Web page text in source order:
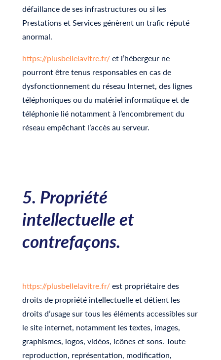
défaillance de ses infrastructures ou si les
Prestations et Services génèrent un trafic réputé
anormal.
https://plusbellelavitre.fr/et l’hébergeur ne
pourront être tenus responsables en cas de
dysfonctionnement du réseau Internet, des lignes
téléphoniques ou du matériel informatique et de
téléphonie lié notamment à l’encombrement du
réseau empêchant l’accès au serveur.
5. Propriété
intellectuelle et
contrefaçons.
https://plusbellelavitre.fr/est propriétaire des
droits de propriété intellectuelle et détient les
droits d’usage sur tous les éléments accessibles sur
le site internet, notamment les textes, images,
graphismes, logos, vidéos, icônes et sons. Toute
reproduction, représentation, modification,